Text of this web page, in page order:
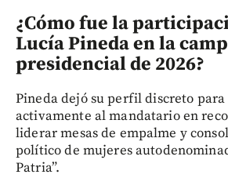
¿Cómo fue la
Lucía Pineda en la
presidencial de 2026?
Pineda dejó su perfil discreto
activamente al mandatario en
liderar mesas de empalme y
político de mujeres
Patria”.